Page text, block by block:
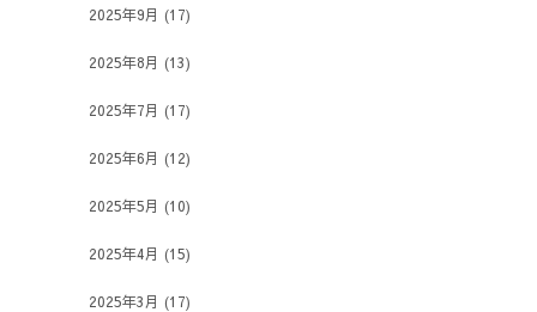
2025年9月 (17)
2025年8月 (13)
2025年7月 (17)
2025年6月 (12)
2025年5月 (10)
2025年4月 (15)
2025年3月 (17)